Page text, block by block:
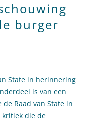
burger
State in herinnering
is van een
Raad van State in
kritiek die de